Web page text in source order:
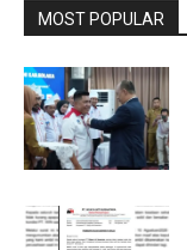
MOST POPULAR